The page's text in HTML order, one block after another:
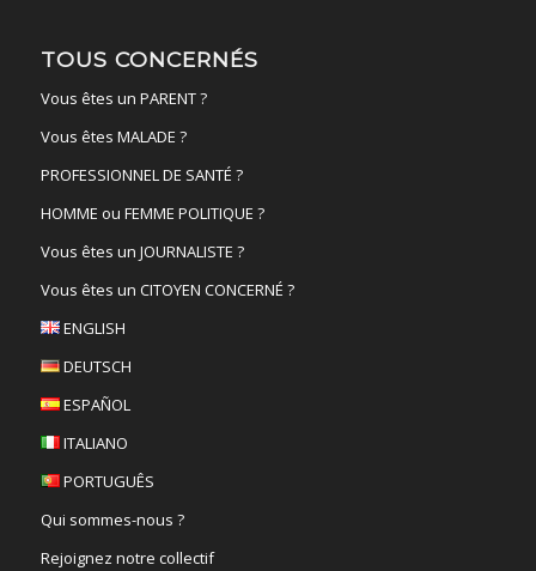
TOUS CONCERNÉS
Vous êtes un PARENT ?
Vous êtes MALADE ?
PROFESSIONNEL DE SANTÉ ?
HOMME ou FEMME POLITIQUE ?
Vous êtes un JOURNALISTE ?
Vous êtes un CITOYEN CONCERNÉ ?
ENGLISH
DEUTSCH
ESPAÑOL
ITALIANO
PORTUGUÊS
Qui sommes-nous ?
Rejoignez notre collectif